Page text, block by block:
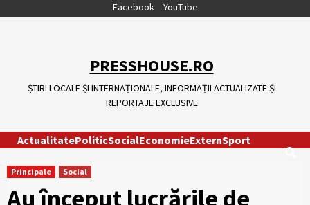
Facebook YouTube
PRESSHOUSE.RO
ȘTIRI LOCALE ȘI INTERNAȚIONALE, INFORMAȚII ACTUALIZATE ȘI
REPORTAJE EXCLUSIVE
ActualitatePoliticSocialEconomieExternSport
Principale Social
Au început lucrările de